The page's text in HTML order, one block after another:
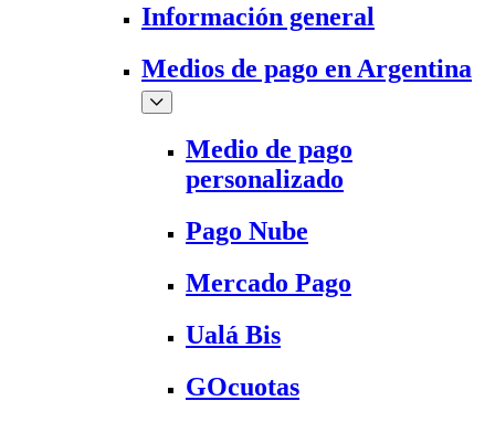
Información general
Medios de pago en Argentina
Medio de pago
personalizado
Pago Nube
Mercado Pago
Ualá Bis
GOcuotas